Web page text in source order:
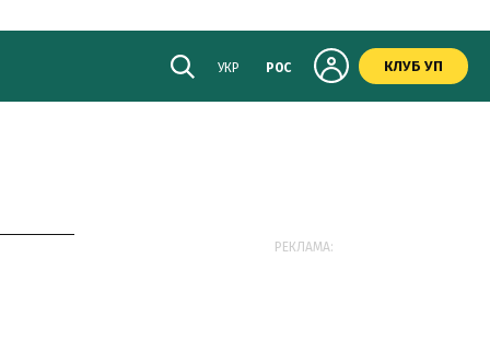
УКР РОС КЛУБ УП
РЕКЛАМА: